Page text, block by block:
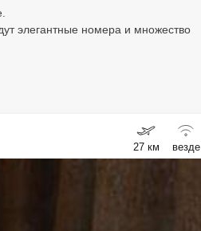
элегантные номера и множество
27 км везде